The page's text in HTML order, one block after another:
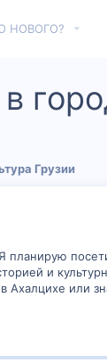
НОВОГО?
Грузии
и
Ахалцихе или